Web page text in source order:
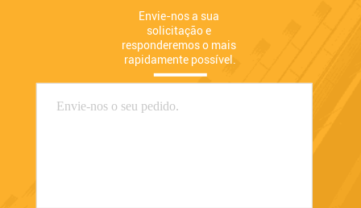
Envie-nos a sua
solicitação e
responderemos o mais
rapidamente possível.